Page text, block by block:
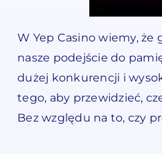
W Yep Casino wiemy,
nasze podejście do
dużej konkurencji i
tego, aby przewidzieć,
Bez względu na to, czy